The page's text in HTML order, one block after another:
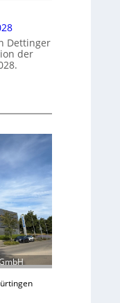
Dettinger
der